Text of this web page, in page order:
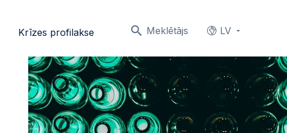
Meklētājs LV
Krīzes profilakse